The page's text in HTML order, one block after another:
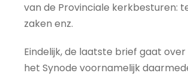
van de Provinciale kerkbesturen:
zaken enz.
Eindelijk, de laatste brief gaat
het Synode voornamelijk